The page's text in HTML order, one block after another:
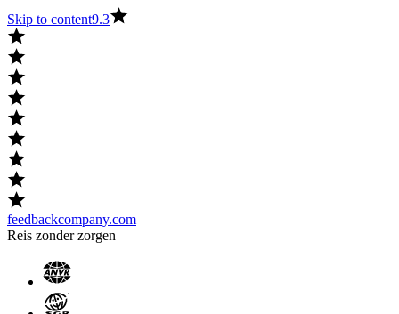
Skip to content9.3
feedbackcompany.com
Reis zonder zorgen